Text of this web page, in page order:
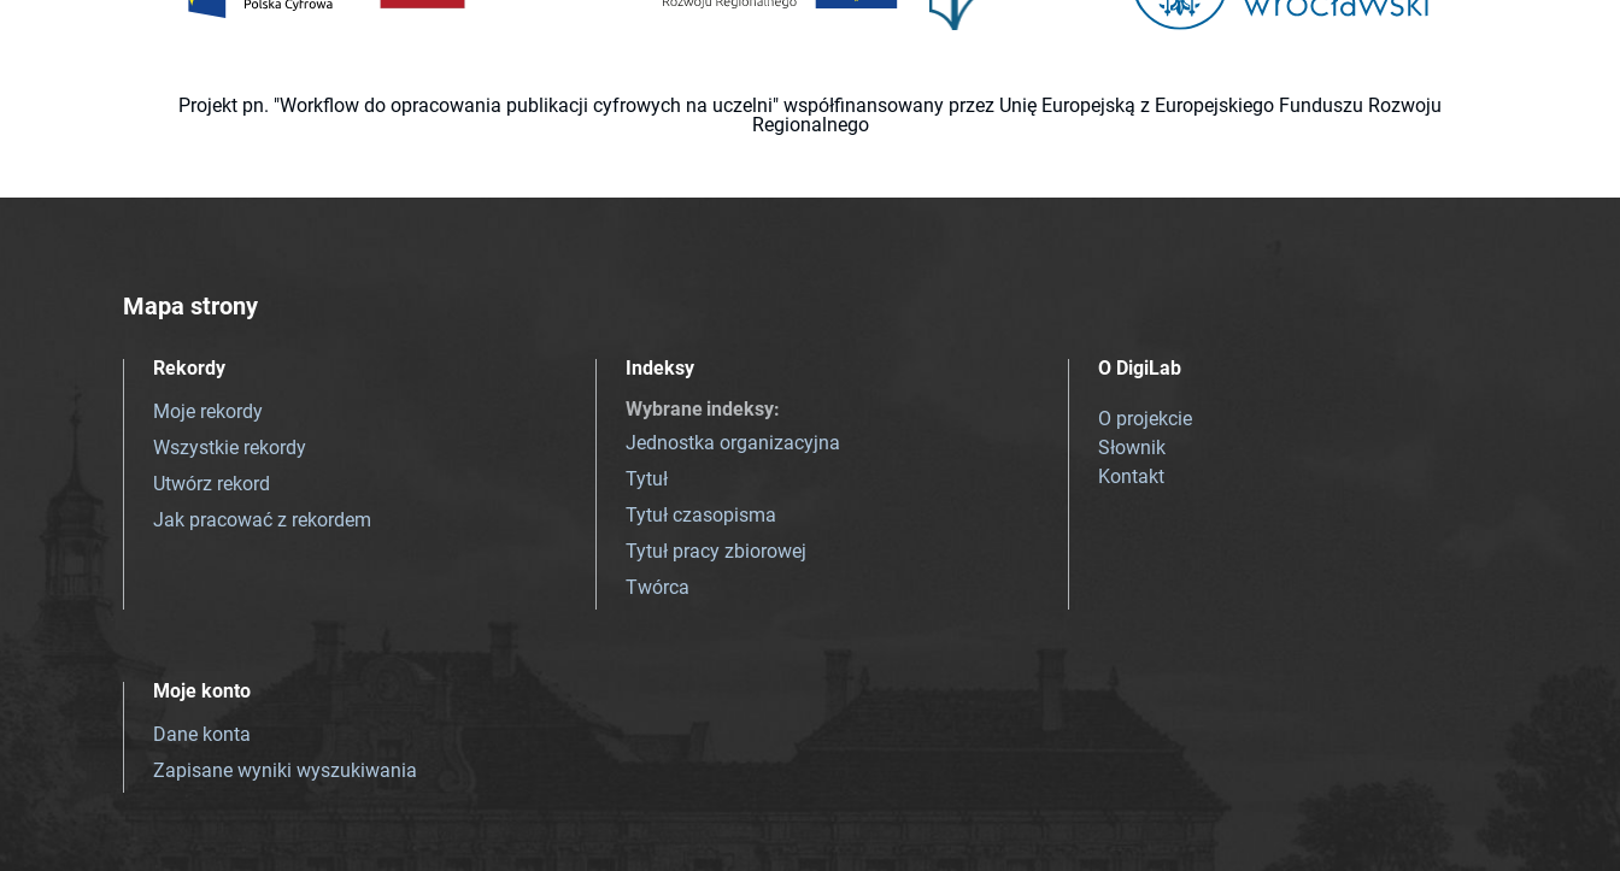
Projekt pn. "Workflow do opracowania publikacji cyfrowych na uczelni" współfinansowany przez Unię Europejską z Europejskiego Funduszu Rozwoju
Regionalnego
Mapa strony
Rekordy
Moje rekordy
Wszystkie rekordy
Utwórz rekord
Jak pracować z rekordem
Indeksy
Wybrane indeksy:
Jednostka organizacyjna
Tytuł
Tytuł czasopisma
Tytuł pracy zbiorowej
Twórca
O DigiLab
O projekcie
Słownik
Kontakt
Moje konto
Dane konta
Zapisane wyniki wyszukiwania